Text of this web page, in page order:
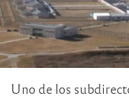
Uno de los